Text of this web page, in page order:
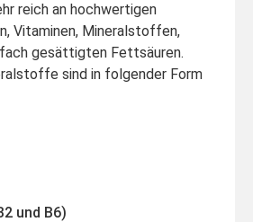
reich an hochwertigen
Vitaminen, Mineralstoffen,
gesättigten Fettsäuren.
sind in folgender Form
und B6)